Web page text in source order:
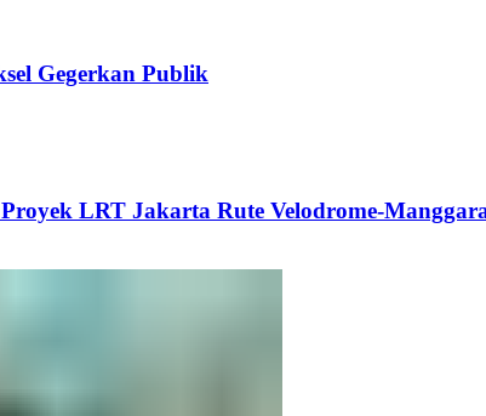
Gegerkan Publik
LRT Jakarta Rute Velodrome-